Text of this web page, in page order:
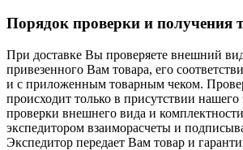
Порядок проверки и получения
При доставке Вы проверяете внешний
привезенного Вам товара, его
и с приложенным товарным чеком.
происходит только в присутствии
проверки внешнего вида и
экспедитором взаиморасчеты и
Экспедитор передает Вам товар и